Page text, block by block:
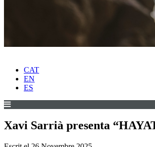
CAT
EN
ES
Xavi Sarrià presenta